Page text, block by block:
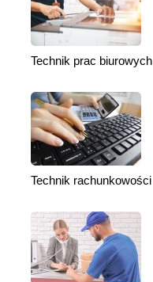
Technik prac biurowych
Technik rachunkowości